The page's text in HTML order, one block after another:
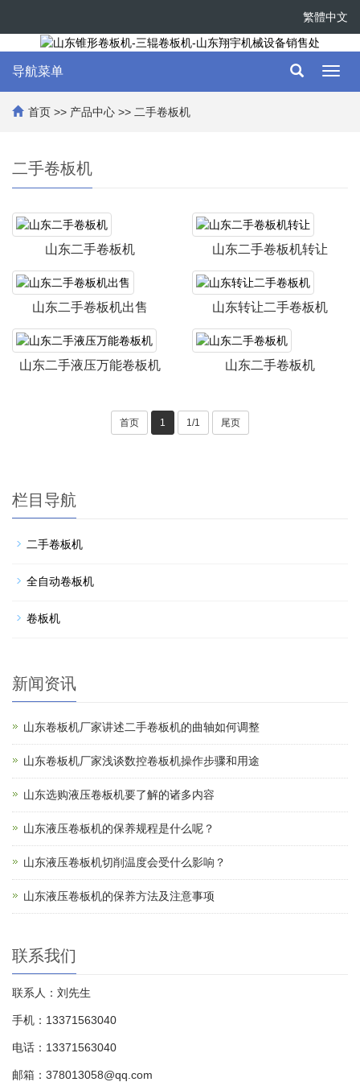
繁體中文
导航菜单
首页 >> 产品中心 >> 二手卷板机
二手卷板机
山东二手卷板机 山东二手卷板机转让
山东二手卷板机出售 山东转让二手卷板机
山东二手液压万能卷板机 山东二手卷板机
首页 1 1/1 尾页
栏目导航
二手卷板机
全自动卷板机
卷板机
新闻资讯
山东卷板机厂家讲述二手卷板机的曲轴如何调整
山东卷板机厂家浅谈数控卷板机操作步骤和用途
山东选购液压卷板机要了解的诸多内容
山东液压卷板机的保养规程是什么呢？
山东液压卷板机切削温度会受什么影响？
山东液压卷板机的保养方法及注意事项
联系我们
联系人：刘先生
手机：13371563040
电话：13371563040
邮箱：378013058@qq.com